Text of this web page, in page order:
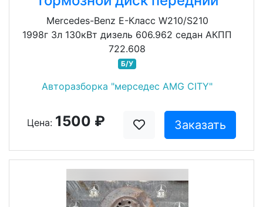
Mercedes-Benz E-Класс W210/S210
1998г 3л 130кВт дизель 606.962 седан АКПП
722.608
Б/У
Авторазборка "мерседес AMG CITY"
Цена: 1500 ₽ Заказать